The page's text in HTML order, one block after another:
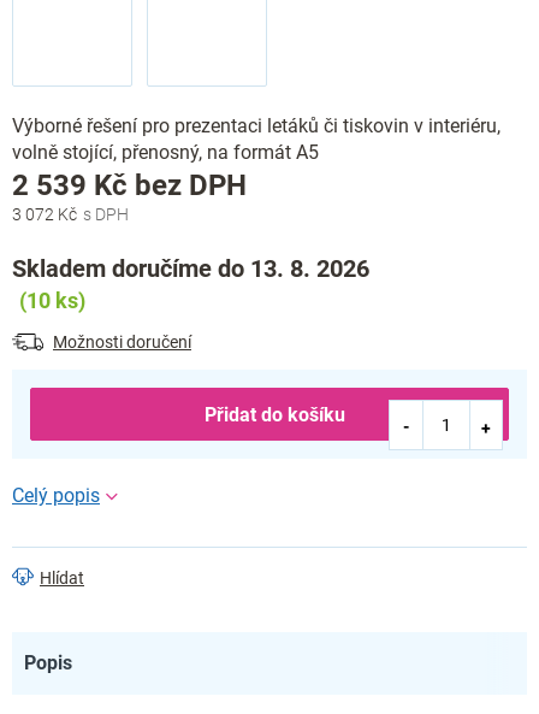
Výborné řešení pro prezentaci letáků či tiskovin v interiéru,
volně stojící, přenosný, na formát A5
3 072 Kč
2 539 Kč bez DPH
Skladem doručíme do 13. 8. 2026
(10 ks)
Možnosti doručení
Přidat do košíku
Hlídat
Popis